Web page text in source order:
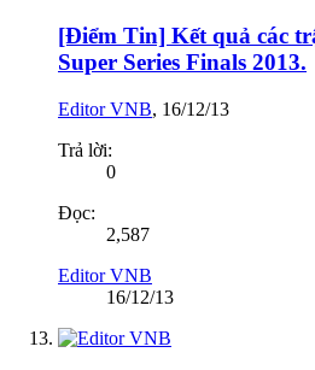
[Điểm Tin] Kết quả các
Super Series Finals 2013.
Editor VNB, 16/12/13
Trả lời:
0
Đọc:
2,587
Editor VNB
16/12/13